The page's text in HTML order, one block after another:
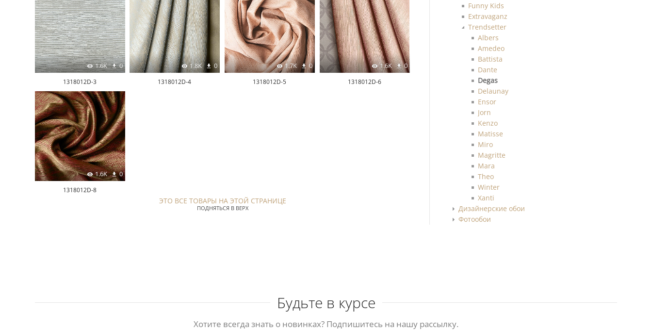
1.6K 0
1318012D-3
1.8K 0
1318012D-4
1.7K 0
1318012D-5
1.6K 0
1318012D-6
1.6K 0
1318012D-8
ЭТО ВСЕ ТОВАРЫ НА ЭТОЙ СТРАНИЦЕ
ПОДНЯТЬСЯ В ВЕРХ
Funny Kids
Extravaganz
Trendsetter
Albers
Amedeo
Battista
Dante
Degas
Delaunay
Ensor
Jorn
Kenzo
Matisse
Miro
Magritte
Mara
Theo
Winter
Xanti
Дизайнерские обои
Фотообои
Будьте в курсе
Хотите всегда знать о новинках? Подпишитесь на нашу рассылку.